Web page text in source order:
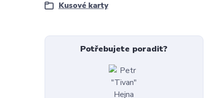
Kusové karty
Potřebujete poradit?